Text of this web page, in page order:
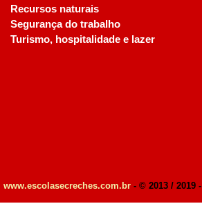
Recursos naturais
Segurança do trabalho
Turismo, hospitalidade e lazer
www.escolasecreches.com.br - © 2013 / 2019 -